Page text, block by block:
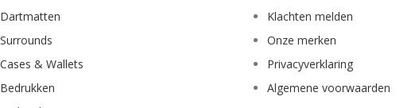
Dartmatten
Surrounds
Cases & Wallets
Bedrukken
Klachten melden
Onze merken
Privacyverklaring
Algemene voorwaarden